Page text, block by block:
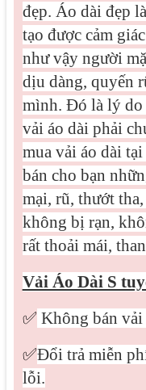
đẹp. Áo dài đẹp
tạo được cảm
như vậy người
dịu dàng, quyến
mình. Đó là lý do
vải áo dài phải
mua vải áo dài
bán cho bạn
mại, rũ, thướt
không bị rạn,
rất thoải mái,
Vải Áo Dài S
✅ Không bán
✅Đổi trả miễn
lỗi.